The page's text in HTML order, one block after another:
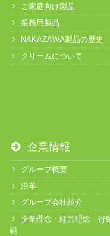
ご家庭向け製品
業務用製品
NAKAZAWA製品の歴史
クリームについて
企業情報
グループ概要
沿革
グループ会社紹介
企業理念・経営理念・行
範